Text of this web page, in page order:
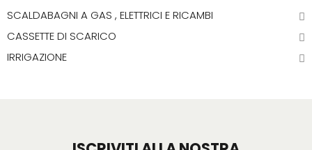
SCALDABAGNI A GAS , ELETTRICI E RICAMBI
CASSETTE DI SCARICO
IRRIGAZIONE